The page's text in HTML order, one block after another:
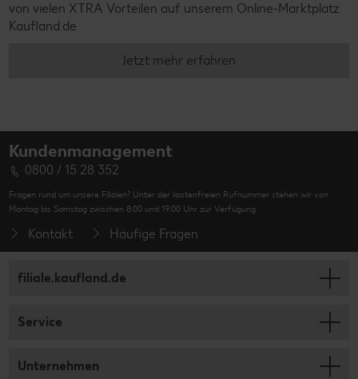
von vielen XTRA Vorteilen auf unserem Online-Marktplatz
Kaufland.de
Jetzt mehr erfahren
Kundenmanagement
0800 / 15 28 352
Fragen rund um unsere Filialen? Unter der kostenfreien Rufnummer stehen wir von
Montag bis Samstag zwischen 8:00 und 19:00 Uhr zur Verfügung.
Kontakt Häufige Fragen
filiale.kaufland.de
Service
Unternehmen